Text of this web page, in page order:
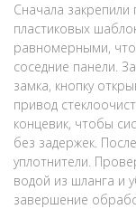
Сначала
пластиковых
равномерными,
соседние панели.
замка, кнопку
привод
концевик, чтобы
без задержек.
уплотнители.
водой из шланга и
завершение